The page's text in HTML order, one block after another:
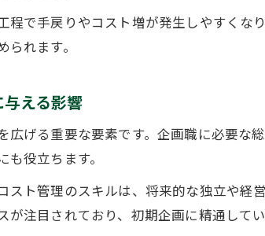
建設業で収入アップを目指すコツと
建設業で年収を上げるための
収入アップを目指す際の建設
建設業で安定収入を得るため
働き方選びの前に押さえたい建設
建設業の企画職における働き
で手戻りやコスト増が発生しやすくな
れます。
える影響
げる重要な要素です。企画職に必要な
役立ちます。
スト管理のスキルは、将来的な独立や
注目されており、初期企画に精通して